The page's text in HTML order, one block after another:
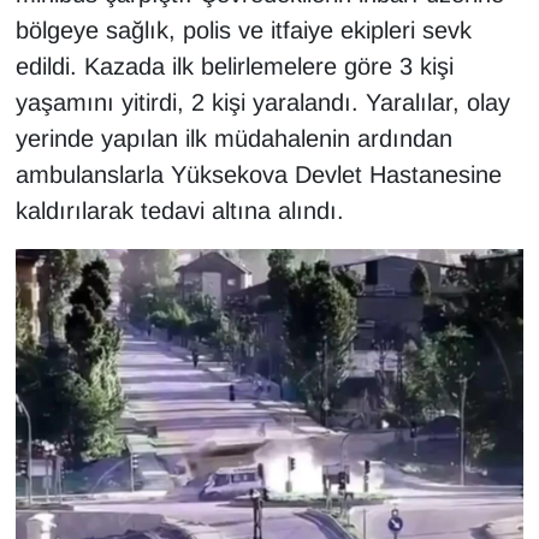
bölgeye sağlık, polis ve itfaiye ekipleri sevk
edildi. Kazada ilk belirlemelere göre 3 kişi
yaşamını yitirdi, 2 kişi yaralandı. Yaralılar, olay
yerinde yapılan ilk müdahalenin ardından
ambulanslarla Yüksekova Devlet Hastanesine
kaldırılarak tedavi altına alındı.
Gündem
Haber
HABERDE İNSAN
Kadın
Kamu Alımları
Kim Kimdir?
Kültür & Sanat